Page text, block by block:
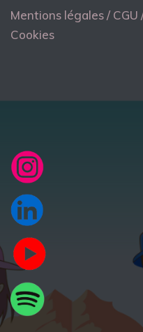
Mentions légales /
Cookies